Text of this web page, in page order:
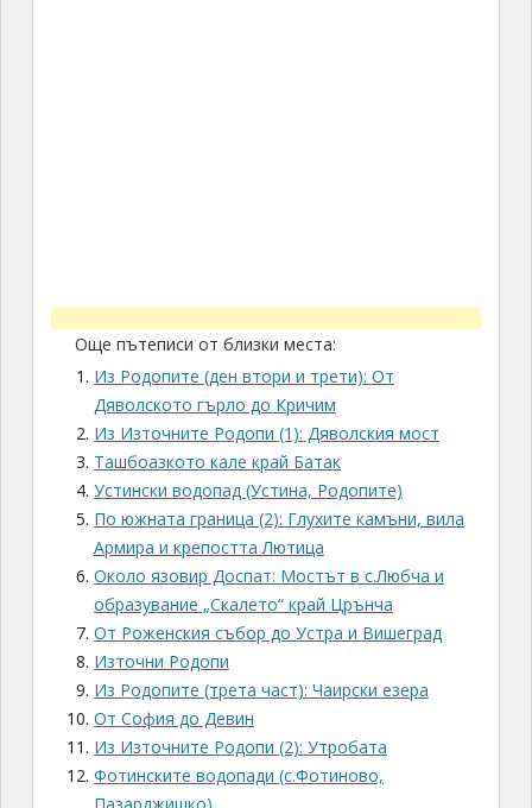
Още пътеписи от близки места:
Из Родопите (ден втори и трети): От
Дяволското гърло до Кричим
Из Източните Родопи (1): Дяволския мост
Ташбоазкото кале край Батак
Устински водопад (Устина, Родопите)
По южната граница (2): Глухите камъни, вила
Армира и крепостта Лютица
Около язовир Доспат: Мостът в с.Любча и
образувание „Скалето“ край Црънча
От Роженския събор до Устра и Вишеград
Източни Родопи
Из Родопите (трета част): Чаирски езера
От София до Девин
Из Източните Родопи (2): Утробата
Фотинските водопади (с.Фотиново,